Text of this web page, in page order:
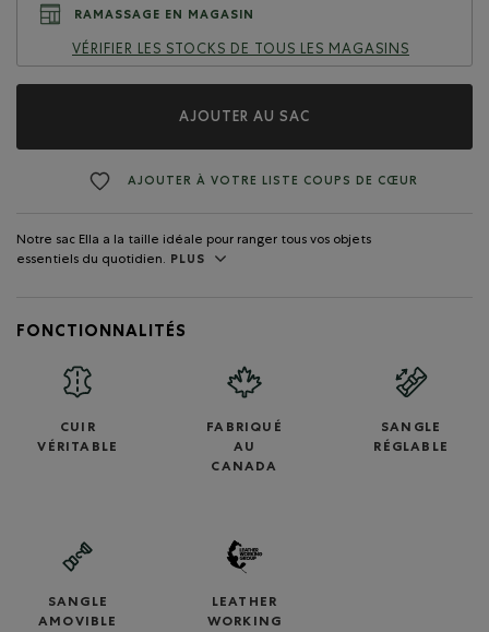
RAMASSAGE EN MAGASIN
VÉRIFIER LES STOCKS DE TOUS LES MAGASINS
AJOUTER AU SAC
AJOUTER À VOTRE LISTE COUPS DE CŒUR
Notre sac Ella a la taille idéale pour ranger tous vos objets
essentiels du quotidien. PLUS
FONCTIONNALITÉS
CUIR
VÉRITABLE
FABRIQUÉ
AU
CANADA
SANGLE
RÉGLABLE
SANGLE
AMOVIBLE
LEATHER
WORKING